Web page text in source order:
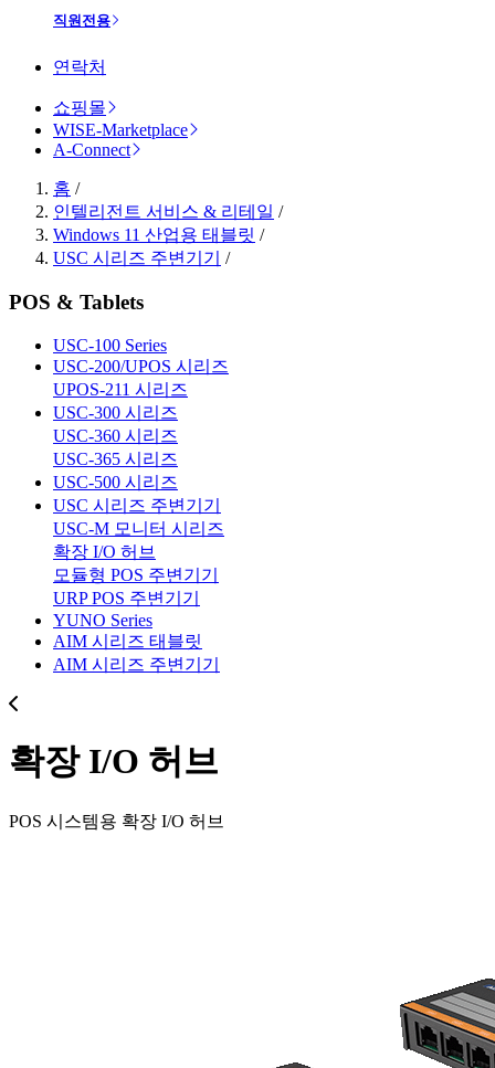
직원전용
연락처
쇼핑몰
WISE-Marketplace
A-Connect
홈 /
인텔리전트 서비스 & 리테일 /
Windows 11 산업용 태블릿 /
USC 시리즈 주변기기
/
POS & Tablets
USC-100 Series
USC-200/UPOS 시리즈
UPOS-211 시리즈
USC-300 시리즈
USC-360 시리즈
USC-365 시리즈
USC-500 시리즈
USC 시리즈 주변기기
USC-M 모니터 시리즈
확장 I/O 허브
모듈형 POS 주변기기
URP POS 주변기기
YUNO Series
AIM 시리즈 태블릿
AIM 시리즈 주변기기
확장 I/O 허브
POS 시스템용 확장 I/O 허브